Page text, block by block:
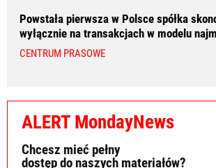
Powstała pierwsza w Polsce spółka
wyłącznie na transakcjach w modelu
CENTRUM PRASOWE
ALERT MondayNews
Chcesz mieć pełny
dostęp do naszych materiałów?